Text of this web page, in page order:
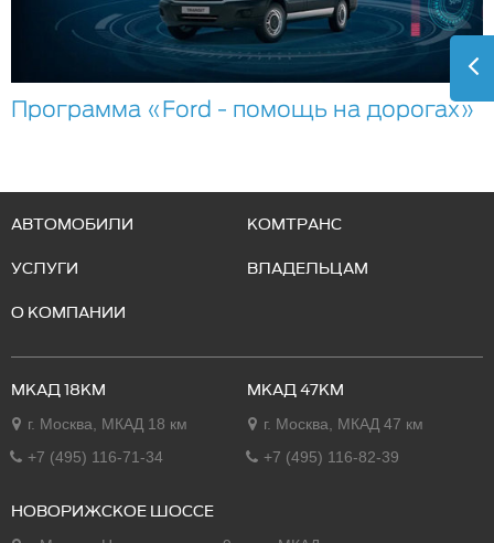
Программа «Ford - помощь на дорогах»
АВТОМОБИЛИ
КОМТРАНС
УСЛУГИ
ВЛАДЕЛЬЦАМ
О КОМПАНИИ
МКАД 18КМ
г. Москва, МКАД 18 км
+7 (495) 116-71-34
МКАД 47КМ
г. Москва, МКАД 47 км
+7 (495) 116-82-39
НОВОРИЖСКОЕ ШОССЕ